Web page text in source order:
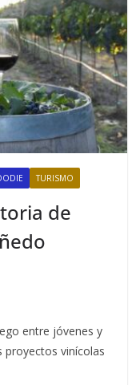
TURISMO
de
entre jóvenes y
vinícolas